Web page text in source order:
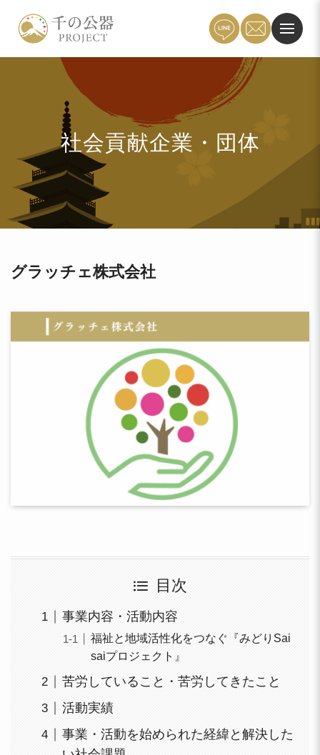
社会貢献企業・団体
グラッチェ株式会社
目次
事業内容・活動内容
福祉と地域活性化をつなぐ『みどりSai
saiプロジェクト』
苦労していること・苦労してきたこと
活動実績
事業・活動を始められた経緯と解決した